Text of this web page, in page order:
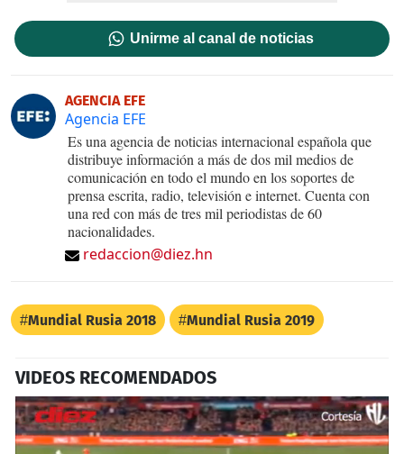
Unirme al canal de noticias
AGENCIA EFE
Agencia EFE
Es una agencia de noticias internacional española que
distribuye información a más de dos mil medios de
comunicación en todo el mundo en los soportes de
prensa escrita, radio, televisión e internet. Cuenta con
una red con más de tres mil periodistas de 60
nacionalidades.
redaccion@diez.hn
Mundial Rusia 2018 Mundial Rusia 2019
VIDEOS RECOMENDADOS